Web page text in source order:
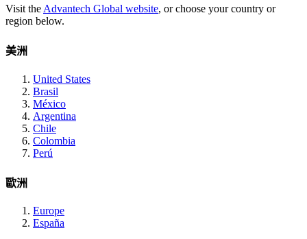
Visit the Advantech Global website, or choose your country or
region below.
美洲
United States
Brasil
México
Argentina
Chile
Colombia
Perú
歐洲
Europe
España